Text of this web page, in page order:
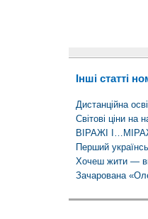
Інші статті
Дистанційна
Світові ціни на
ВІРАЖІ
Перший
Хочеш жити —
Зачарована